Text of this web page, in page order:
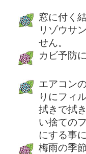
窓に付く
リゾウサ
せん。
カビ予防
エアコン
りにフィ
拭きで拭
い捨ての
にする事
梅雨の季